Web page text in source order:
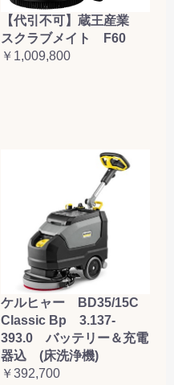
【代引不可】蔵王産業
スクラブメイト F60
￥1,009,800
ケルヒャー BD35/15C
Classic Bp 3.137-
393.0 バッテリー＆充電
器込 (床洗浄機)
￥392,700